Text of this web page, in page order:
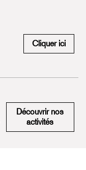
Cliquer ici
Découvrir nos
activités